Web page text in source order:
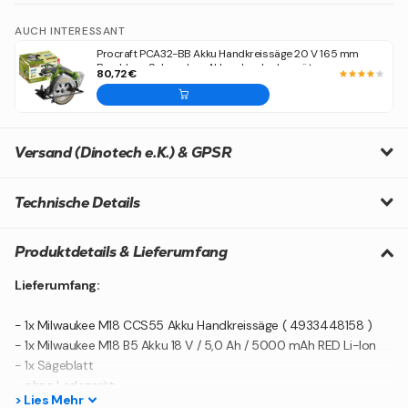
AUCH INTERESSANT
Procraft PCA32-BB Akku Handkreissäge 20 V 165 mm
Brushless Solo - ohne Akku, ohne Ladegerät
80,72 €
Versand (Dinotech e.K.) & GPSR
Technische Details
Produktdetails & Lieferumfang
Lieferumfang:
- 1x Milwaukee M18 CCS55 Akku Handkreissäge ( 4933448158 )
- 1x Milwaukee M18 B5 Akku 18 V / 5,0 Ah / 5000 mAh RED Li-Ion
- 1x Sägeblatt
- ohne Ladegerät
> Lies Mehr